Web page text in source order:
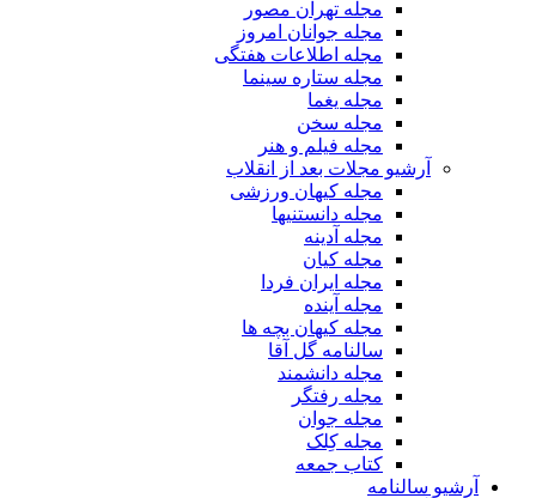
مجله تهران مصور
مجله جوانان امروز
مجله اطلاعات هفتگی
مجله ستاره سینما
مجله یغما
مجله سخن
مجله فیلم و هنر
آرشیو مجلات بعد از انقلاب
مجله کیهان ورزشی
مجله دانستنیها
مجله آدینه
مجله کیان
مجله ایران فردا
مجله آینده
مجله کیهان بچه ها
سالنامه گل آقا
مجله دانشمند
مجله رفتگر
مجله جوان
مجله کِلک
کتاب جمعه
آرشیو سالنامه